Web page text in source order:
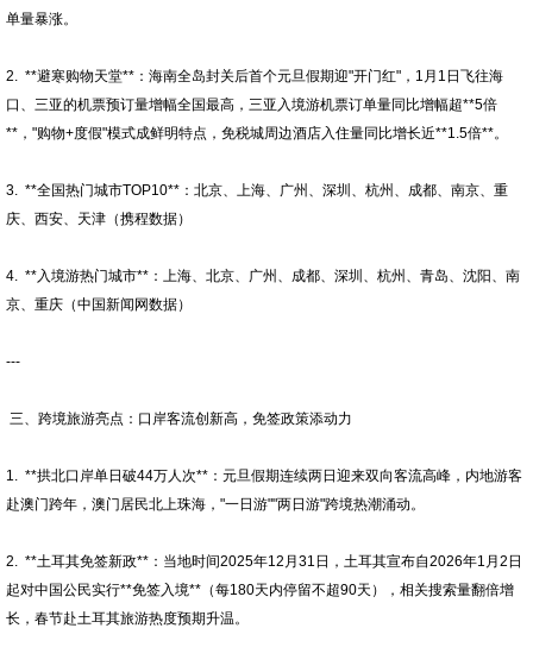
单量暴涨。
2. **避寒购物天堂**：海南全岛封关后首个元旦假期迎"开门红"，1月1日飞往海
口、三亚的机票预订量增幅全国最高，三亚入境游机票订单量同比增幅超**5倍
**，"购物+度假"模式成鲜明特点，免税城周边酒店入住量同比增长近**1.5倍**。
3. **全国热门城市TOP10**：北京、上海、广州、深圳、杭州、成都、南京、重
庆、西安、天津（携程数据）
4. **入境游热门城市**：上海、北京、广州、成都、深圳、杭州、青岛、沈阳、南
京、重庆（中国新闻网数据）
---
三、跨境旅游亮点：口岸客流创新高，免签政策添动力
1. **拱北口岸单日破44万人次**：元旦假期连续两日迎来双向客流高峰，内地游客
赴澳门跨年，澳门居民北上珠海，"一日游""两日游"跨境热潮涌动。
2. **土耳其免签新政**：当地时间2025年12月31日，土耳其宣布自2026年1月2日
起对中国公民实行**免签入境**（每180天内停留不超90天），相关搜索量翻倍增
长，春节赴土耳其旅游热度预期升温。